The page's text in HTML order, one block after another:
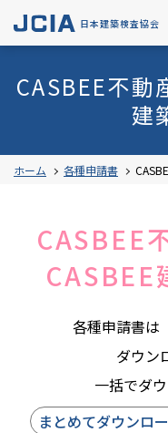
日本建築検査協会
CASBEE不動
建
ホーム 各種申請書
CASBEE
CASBEE
各種申請書は
ダウン
一括でダ
まとめてダウンロ